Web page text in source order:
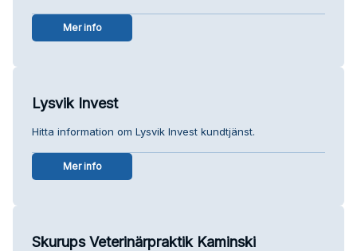
Mer info
Lysvik Invest
Hitta information om Lysvik Invest kundtjänst.
Mer info
Skurups Veterinärpraktik Kaminski